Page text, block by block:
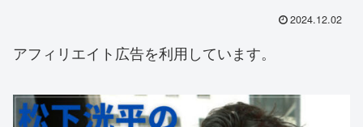
2024.12.02
アフィリエイト広告を利用しています。